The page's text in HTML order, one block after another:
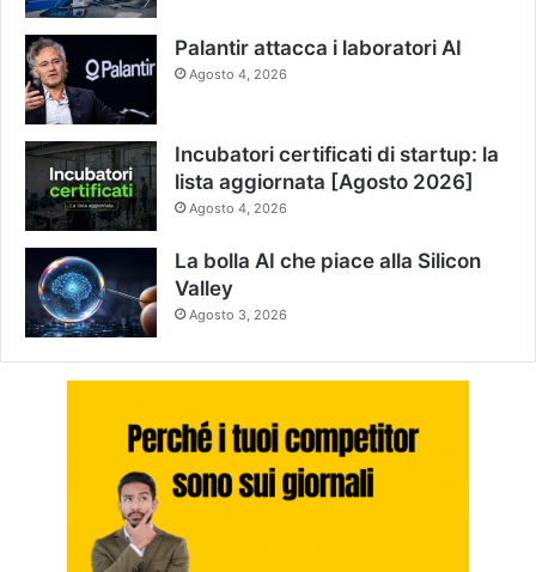
Palantir attacca i laboratori AI
Agosto 4, 2026
Incubatori certificati di startup: la
lista aggiornata [Agosto 2026]
Agosto 4, 2026
La bolla AI che piace alla Silicon
Valley
Agosto 3, 2026